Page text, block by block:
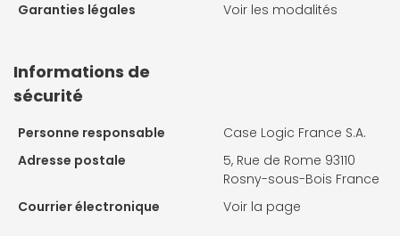
Garanties légales
Voir les modalités
Informations de
sécurité
Personne responsable
Case Logic France S.A.
Adresse postale
5, Rue de Rome 93110
Rosny-sous-Bois France
Courrier électronique
Voir la page